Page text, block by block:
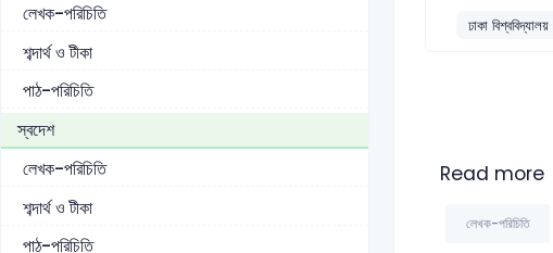
লেখক-পরিচিতি
শব্দার্থ ও টীকা
পাঠ-পরিচিতি
স্বদেশ
লেখক-পরিচিতি
শব্দার্থ ও টীকা
পাঠ-পরিচিতি
ঢাকা বিশ্ববিদ্যালয়
Read more
লেখক-পরিচিতি